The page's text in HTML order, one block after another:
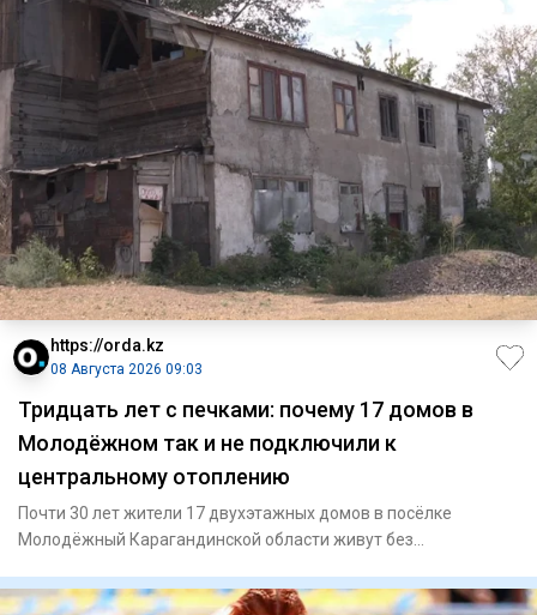
https://orda.kz
08 Августа 2026 09:03
Тридцать лет с печками: почему 17 домов в
Молодёжном так и не подключили к
центральному отоплению
Почти 30 лет жители 17 двухэтажных домов в посёлке
Молодёжный Карагандинской области живут без